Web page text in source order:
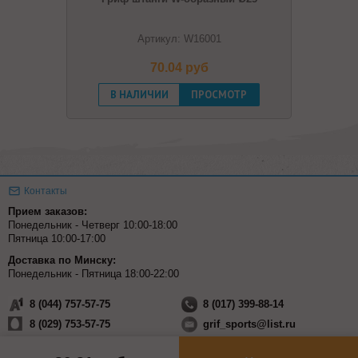
Артикул: W16001
70.04 pуб
В НАЛИЧИИ
ПРОСМОТР
Контакты
Прием заказов:
Понедельник - Четверг 10:00-18:00
Пятница 10:00-17:00
Доставка по Минску:
Понедельник - Пятница 18:00-22:00
8 (044) 757-57-75
8 (029) 753-57-75
8 (017) 399-88-14
grif_sports@list.ru